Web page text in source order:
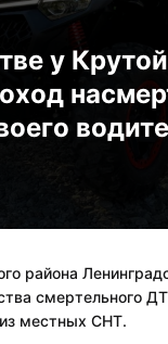
у
района
смертельного
местных СНТ.